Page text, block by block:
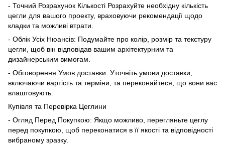
- Точний Розрахунок Кількості Розрахуйте необхідну кількість
цегли для вашого проекту, враховуючи рекомендації щодо
кладки та можливі втрати.
- Облік Усіх Нюансів: Подумайте про колір, розмір та текстуру
цегли, щоб він відповідав вашим архітектурним та
дизайнерським вимогам.
- Обговорення Умов доставки: Уточніть умови доставки,
включаючи вартість та терміни, та переконайтеся, що вони вас
влаштовують.
Купівля та Перевірка Цеглини
- Огляд Перед Покупкою: Якщо можливо, перегляньте цеглу
перед покупкою, щоб переконатися в її якості та відповідності
вибраному зразку.